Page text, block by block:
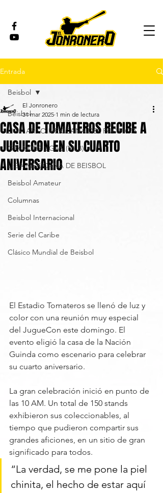
Entrada
Beisbol
LIGA ARCO MEXICANA DEL PACÍFICO
GRANDES LIGAS (MLB)
LIGA MEXICANA DE BEISBOL
Beisbol Amateur
Columnas
Beisbol Internacional
Serie del Caribe
Clásico Mundial de Beisbol
Beisbol
CASA DE TOMATEROS RECIBE A
JUGUECON EN SU CUARTO
ANIVERSARIO
El Jonronero
31 mar 2025 1 min de lectura
El Estadio Tomateros se llenó de luz y
color con una reunión muy especial
del JugueCon este domingo. El
evento eligió la casa de la Nación
Guinda como escenario para celebrar
su cuarto aniversario.
La gran celebración inició en punto de
las 10 AM. Un total de 150 stands
exhibieron sus coleccionables, al
tiempo que pudieron compartir sus
grandes aficiones, en un sitio de gran
significado para todos.
“La verdad, se me pone la piel
chinita, el hecho de estar aquí